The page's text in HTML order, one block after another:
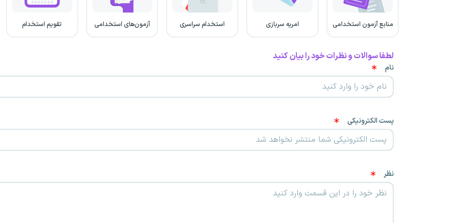
منابع آزمون استخدامی امریه سربازی استخدام سراسری آزمون‌های استخدامی تقویم استخدام
لطفا سوالات و نظرات خود را بیان کنید
نام
پست الکترونیکی
نظر